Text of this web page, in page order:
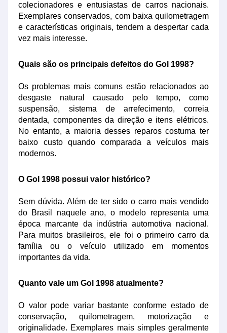
colecionadores e entusiastas de carros nacionais.
Exemplares conservados, com baixa quilometragem
e características originais, tendem a despertar cada
vez mais interesse.
Quais são os principais defeitos do Gol 1998?
Os problemas mais comuns estão relacionados ao
desgaste natural causado pelo tempo, como
suspensão, sistema de arrefecimento, correia
dentada, componentes da direção e itens elétricos.
No entanto, a maioria desses reparos costuma ter
baixo custo quando comparada a veículos mais
modernos.
O Gol 1998 possui valor histórico?
Sem dúvida. Além de ter sido o carro mais vendido
do Brasil naquele ano, o modelo representa uma
época marcante da indústria automotiva nacional.
Para muitos brasileiros, ele foi o primeiro carro da
família ou o veículo utilizado em momentos
importantes da vida.
Quanto vale um Gol 1998 atualmente?
O valor pode variar bastante conforme estado de
conservação, quilometragem, motorização e
originalidade. Exemplares mais simples geralmente